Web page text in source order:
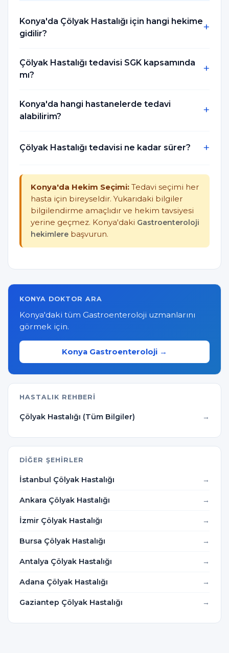
Konya'da Çölyak Hastalığı için hangi hekime
gidilir?
Çölyak Hastalığı tedavisi SGK kapsamında
mı?
Konya'da hangi hastanelerde tedavi
alabilirim?
Çölyak Hastalığı tedavisi ne kadar sürer?
Konya'da Hekim Seçimi: Tedavi seçimi her
hasta için bireyseldir. Yukarıdaki bilgiler
bilgilendirme amaçlıdır ve hekim tavsiyesi
yerine geçmez. Konya'daki Gastroenteroloji
hekimlere başvurun.
KONYA DOKTOR ARA
Konya'daki tüm Gastroenteroloji uzmanlarını
görmek için.
Konya Gastroenteroloji →
HASTALIK REHBERI
Çölyak Hastalığı (Tüm Bilgiler)
DIĞER ŞEHIRLER
İstanbul Çölyak Hastalığı
Ankara Çölyak Hastalığı
İzmir Çölyak Hastalığı
Bursa Çölyak Hastalığı
Antalya Çölyak Hastalığı
Adana Çölyak Hastalığı
Gaziantep Çölyak Hastalığı